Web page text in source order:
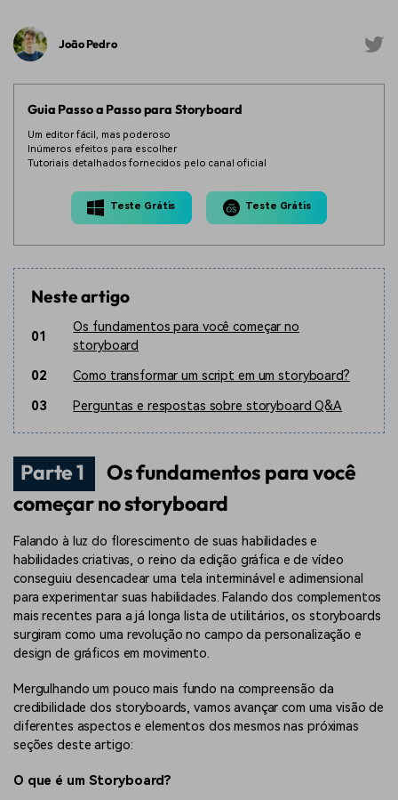
João Pedro
Guia Passo a Passo para Storyboard
Um editor fácil, mas poderoso
Inúmeros efeitos para escolher
Tutoriais detalhados fornecidos pelo canal oficial
Teste Grátis Teste Grátis
Neste artigo
01
Os fundamentos para você começar no
storyboard
02
Como transformar um script em um storyboard?
03
Perguntas e respostas sobre storyboard Q&A
Parte 1
Os fundamentos para você
começar no storyboard
Falando à luz do florescimento de suas habilidades e
habilidades criativas, o reino da edição gráfica e de vídeo
conseguiu desencadear uma tela interminável e adimensional
para experimentar suas habilidades. Falando dos complementos
mais recentes para a já longa lista de utilitários, os storyboards
surgiram como uma revolução no campo da personalização e
design de gráficos em movimento.
Mergulhando um pouco mais fundo na compreensão da
credibilidade dos storyboards, vamos avançar com uma visão de
diferentes aspectos e elementos dos mesmos nas próximas
seções deste artigo:
O que é um Storyboard?